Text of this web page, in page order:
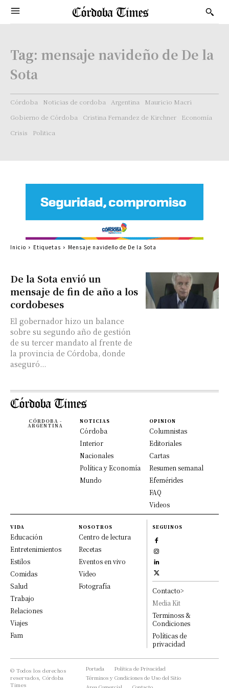
Tag: mensaje navideño de De la
Sota
Córdoba Noticias de cordoba Argentina
Mauricio Macri
Gobierno de Córdoba
Cristina Fernandez de Kirchner
Economía
Crisis
Politica
De la Sota envió un
mensaje de fin de año a los
cordobeses
El gobernador hizo un balance
sobre su segundo año de gestión
de su tercer mandato al frente de
la provincia de Córdoba, donde
aseguró...
Inicio Etiquetas Mensaje navideño de De la Sota
CÓRDOBA -
ARGENTINA
NOTICIAS
Córdoba
Interior
Nacionales
Política y Economía
Mundo
OPINION
Columnistas
Editoriales
Cartas
Resumen semanal
Efemérides
FAQ
Videos
VIDA
Educación
Entretenimientos
Estilos
Comidas
Salud
Trabajo
Relaciones
Viajes
Fam
NOSOTROS
Centro de lectura
Recetas
Eventos en vivo
Video
Fotografía
SEGUINOS
Contacto>
Media Kit
Terminoss &
Condiciones
Políticas de
privacidad
© Todos los derechos
reservados, Córdoba
Times
Portada
Política de Privacidad
Términos y Condiciones de Uso del Sitio